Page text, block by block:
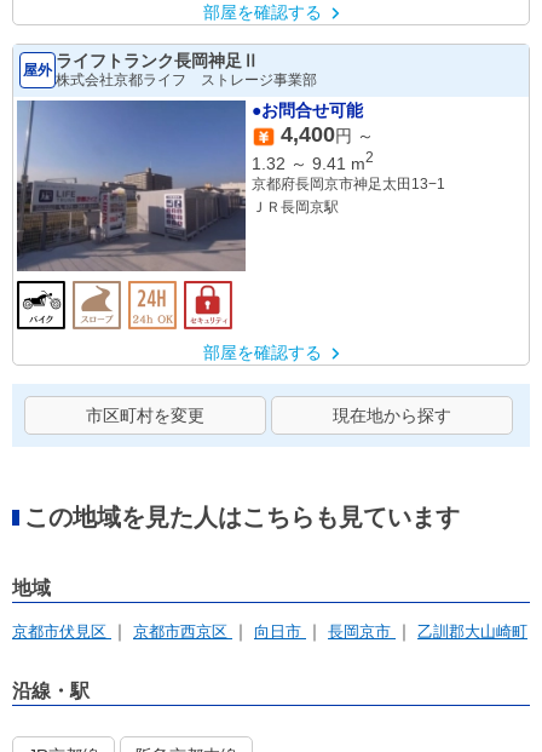
部屋を確認する
屋外 ライフトランク長岡神足Ⅱ
株式会社京都ライフ ストレージ事業部
●お問合せ可能
4,400円 ～
1.32 ～ 9.41 m2
京都府長岡京市神足太田13−1
ＪＲ長岡京駅
部屋を確認する
市区町村を変更 現在地から探す
この地域を見た人はこちらも見ています
地域
京都市伏見区 京都市西京区 向日市 長岡京市 乙訓郡大山崎町
沿線・駅